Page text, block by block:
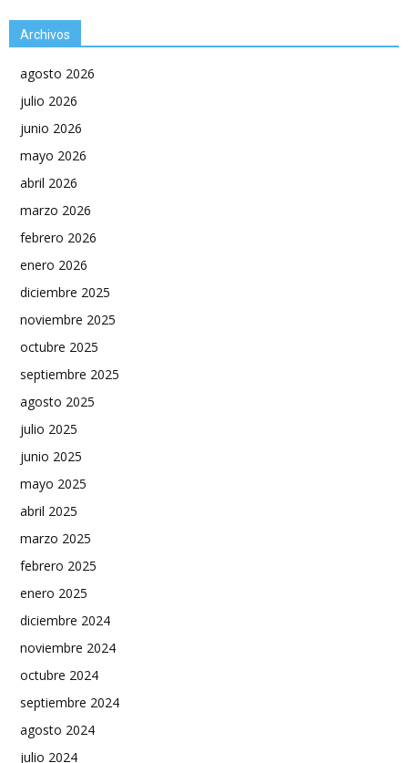
Archivos
agosto 2026
julio 2026
junio 2026
mayo 2026
abril 2026
marzo 2026
febrero 2026
enero 2026
diciembre 2025
noviembre 2025
octubre 2025
septiembre 2025
agosto 2025
julio 2025
junio 2025
mayo 2025
abril 2025
marzo 2025
febrero 2025
enero 2025
diciembre 2024
noviembre 2024
octubre 2024
septiembre 2024
agosto 2024
julio 2024